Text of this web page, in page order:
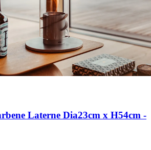
Laterne Dia23cm x H54cm -